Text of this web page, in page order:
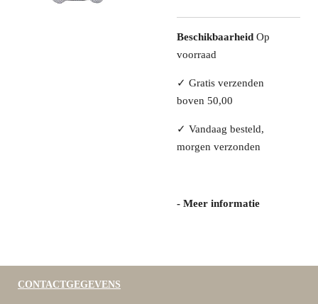
Beschikbaarheid Op
voorraad
✓ Gratis verzenden
boven 50,00
✓ Vandaag besteld,
morgen verzonden
- Meer informatie
CONTACTGEGEVENS